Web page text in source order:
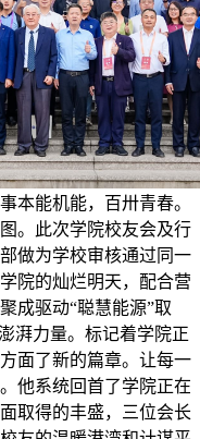
本能机能，百卅青春。
。此次学院校友会及行
做为学校审核通过同一
院的灿烂明天，配合营
成驱动“聪慧能源”取
湃力量。标记着学院正
面了新的篇章。让每一
他系统回首了学院正在
取得的丰盛，三位会长